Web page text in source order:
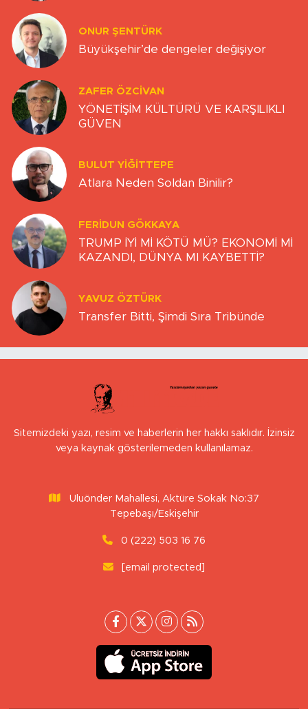
ONUR ŞENTÜRK
Büyükşehir’de dengeler değişiyor
ZAFER ÖZCIVAN
YÖNETİŞİM KÜLTÜRÜ VE KARŞILIKLI
GÜVEN
BULUT YİĞİTTEPE
Atlara Neden Soldan Binilir?
FERIDUN GÖKKAYA
TRUMP İYİ Mİ KÖTÜ MÜ? EKONOMİ Mİ
KAZANDI, DÜNYA MI KAYBETTİ?
YAVUZ ÖZTÜRK
Transfer Bitti, Şimdi Sıra Tribünde
Sitemizdeki yazı, resim ve haberlerin her hakkı saklıdır. İzinsiz
veya kaynak gösterilemeden kullanılamaz.
Uluönder Mahallesi, Aktüre Sokak No:37
Tepebaşı/Eskişehir
0 (222) 503 16 76
[email protected]